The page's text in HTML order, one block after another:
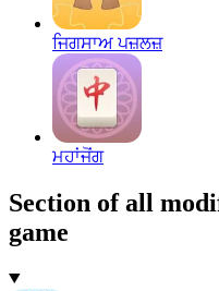
ਜਿਗਸਾਅ ਪਜ਼ਲਜ਼
ਮਹਾਂਜੋਂਗ
Section of all
game